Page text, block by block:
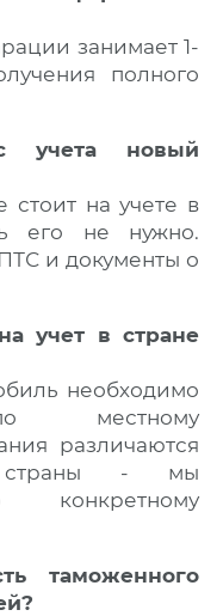
занимает 1-
полного
учета новый
стоит на учете в
его не нужно.
и документы о
учет в стране
необходимо
по местному
различаются
страны - мы
конкретному
таможенного